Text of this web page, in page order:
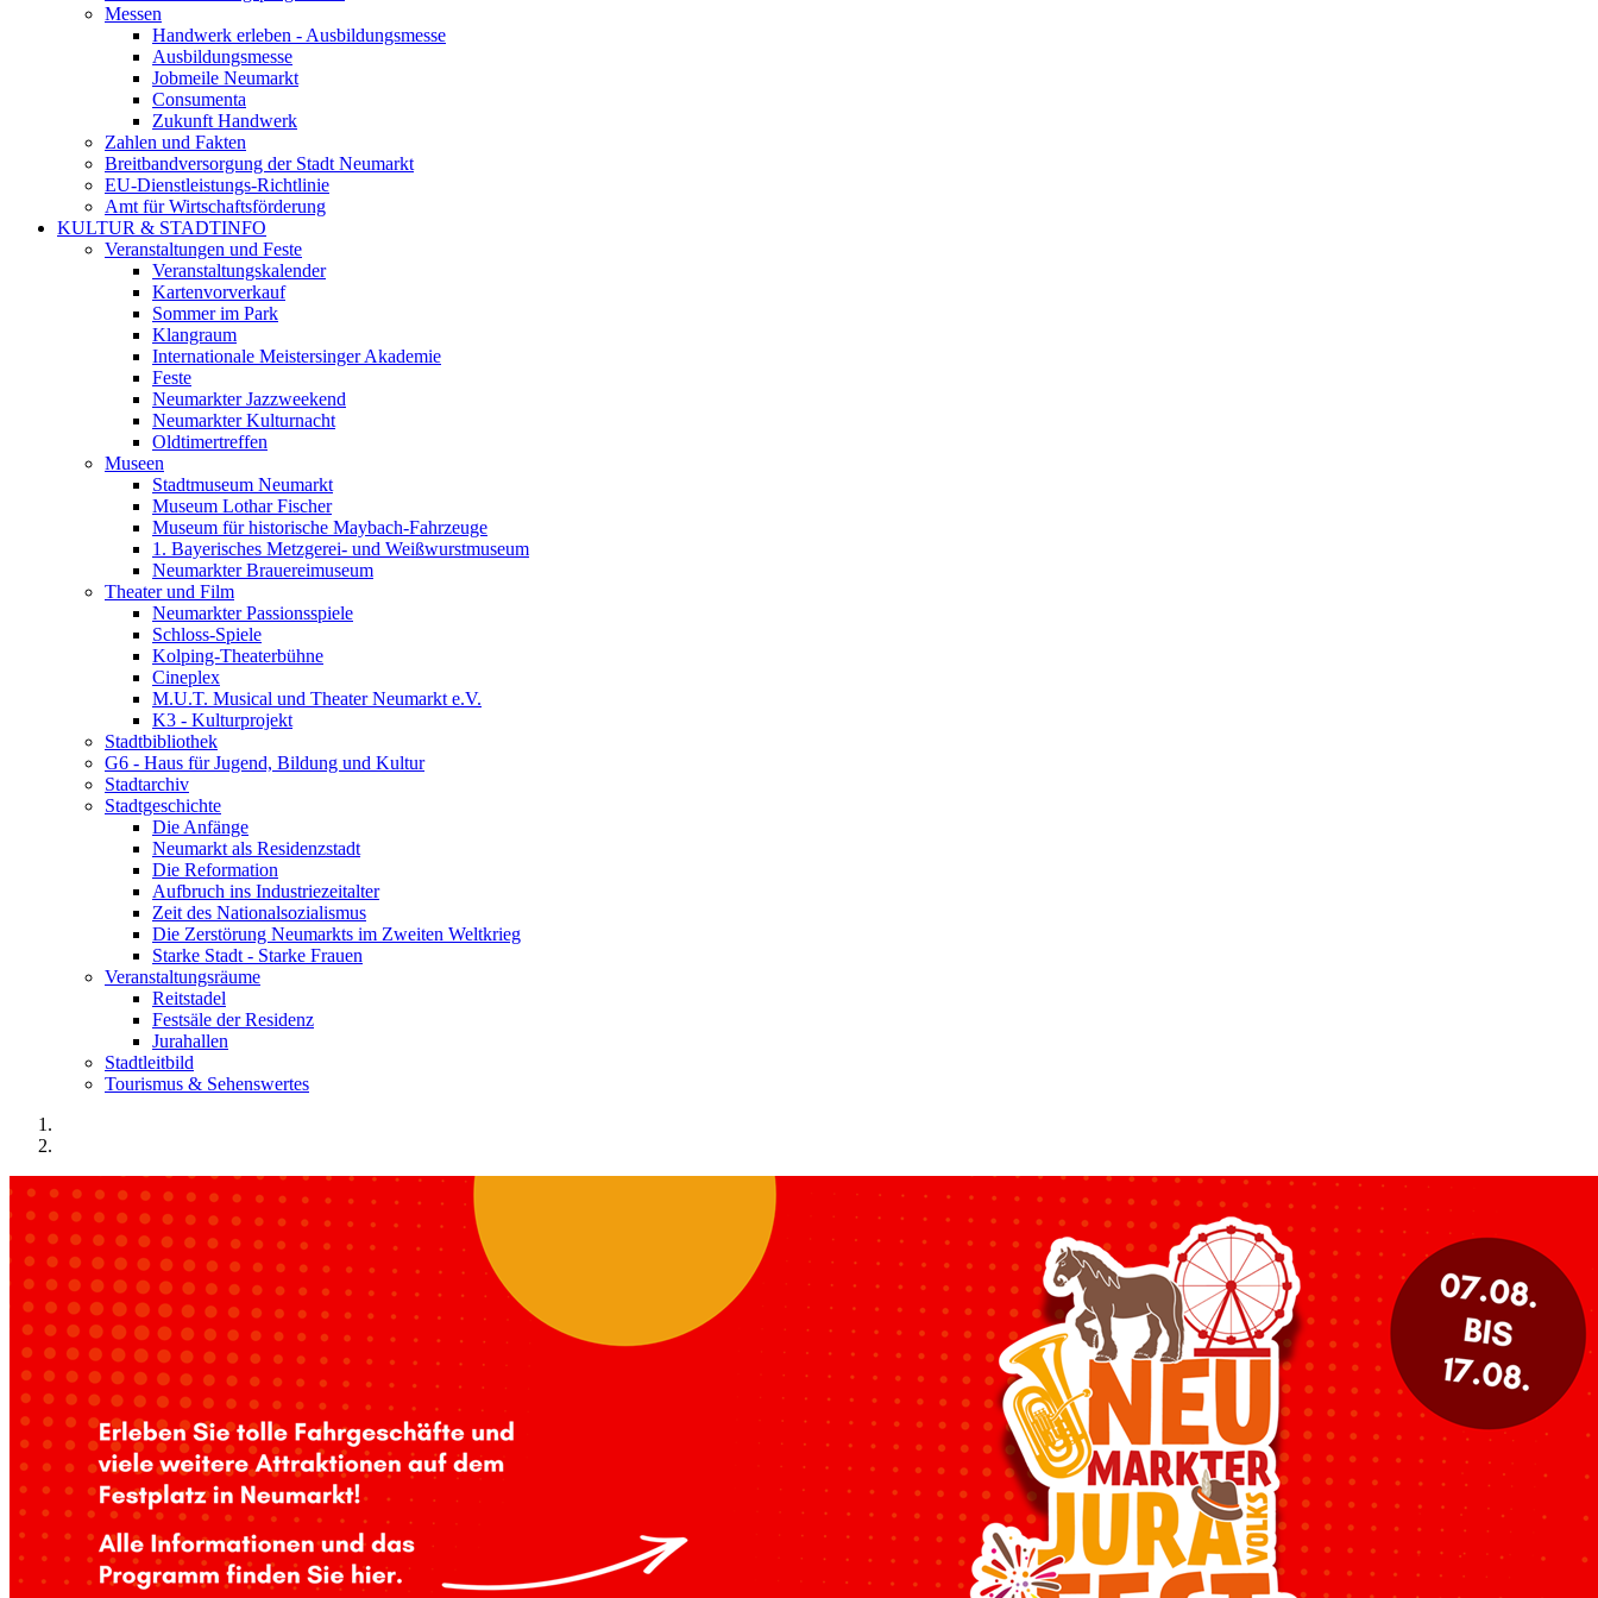
Messen
Handwerk erleben - Ausbildungsmesse
Ausbildungsmesse
Jobmeile Neumarkt
Consumenta
Zukunft Handwerk
Zahlen und Fakten
Breitbandversorgung der Stadt Neumarkt
EU-Dienstleistungs-Richtlinie
Amt für Wirtschaftsförderung
KULTUR & STADTINFO
Veranstaltungen und Feste
Veranstaltungskalender
Kartenvorverkauf
Sommer im Park
Klangraum
Internationale Meistersinger Akademie
Feste
Neumarkter Jazzweekend
Neumarkter Kulturnacht
Oldtimertreffen
Museen
Stadtmuseum Neumarkt
Museum Lothar Fischer
Museum für historische Maybach-Fahrzeuge
1. Bayerisches Metzgerei- und Weißwurstmuseum
Neumarkter Brauereimuseum
Theater und Film
Neumarkter Passionsspiele
Schloss-Spiele
Kolping-Theaterbühne
Cineplex
M.U.T. Musical und Theater Neumarkt e.V.
K3 - Kulturprojekt
Stadtbibliothek
G6 - Haus für Jugend, Bildung und Kultur
Stadtarchiv
Stadtgeschichte
Die Anfänge
Neumarkt als Residenzstadt
Die Reformation
Aufbruch ins Industriezeitalter
Zeit des Nationalsozialismus
Die Zerstörung Neumarkts im Zweiten Weltkrieg
Starke Stadt - Starke Frauen
Veranstaltungsräume
Reitstadel
Festsäle der Residenz
Jurahallen
Stadtleitbild
Tourismus & Sehenswertes